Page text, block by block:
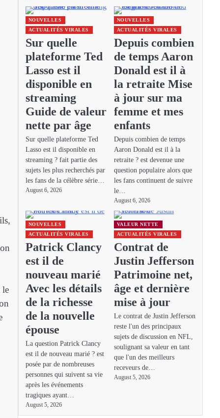
le
NOUVELLES
ACTUALITÉS VIRALES
Sur quelle
plateforme Ted
Lasso est il
disponible en
streaming
Guide de valeur
nette par âge
Sur quelle plateforme Ted
Lasso est il disponible en
streaming ? fait partie des
sujets les plus recherchés par
les fans de la célèbre série…
August 6, 2026
NOUVELLES
ACTUALITÉS VIRALES
Depuis combien
de temps Aaron
Donald est il à
la retraite Mise
à jour sur ma
femme et mes
enfants
Depuis combien de temps
Aaron Donald est il à la
retraite ? est devenue une
question populaire alors que
les fans continuent de suivre
le…
August 6, 2026
NOUVELLES
ACTUALITÉS VIRALES
Patrick Clancy
est il de
nouveau marié
Avec les détails
de la richesse
de la nouvelle
épouse
La question Patrick Clancy
est il de nouveau marié ? est
posée par de nombreuses
personnes qui suivent sa vie
après les événements
tragiques ayant…
August 5, 2026
VALEUR NETTE
ACTUALITÉS VIRALES
Contrat de
Justin Jefferson
Patrimoine net,
âge et dernière
mise à jour
Le contrat de Justin Jefferson
reste l'un des principaux
sujets de discussion en NFL,
soulignant sa valeur en tant
que l'un des meilleurs
receveurs de…
August 5, 2026